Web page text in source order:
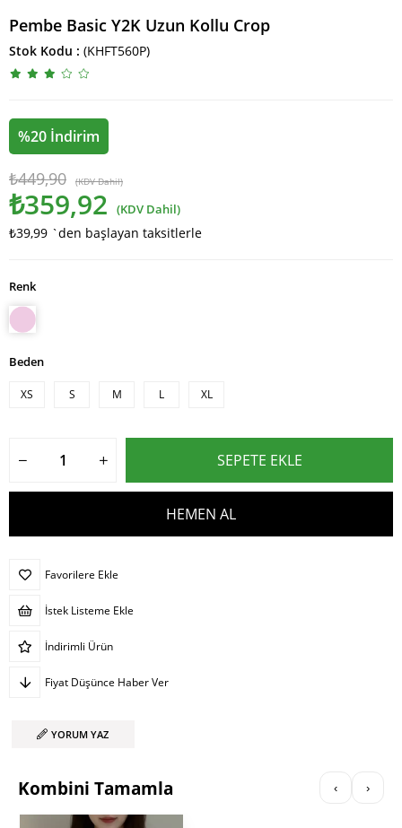
Pembe Basic Y2K Uzun Kollu Crop
Stok Kodu (KHFT560P)
%20 İndirim
₺449,90 (KDV Dahil)
₺359,92 (KDV Dahil)
₺39,99 `den başlayan taksitlerle
Renk
Beden
XS S M L XL
Favorilere Ekle
İstek Listeme Ekle
İndirimli Ürün
Fiyat Düşünce Haber Ver
YORUM YAZ
Kombini Tamamla ‹ ›